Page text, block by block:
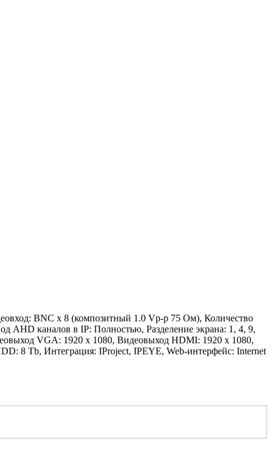
BNC x 8 (композитный 1.0 Vp-p 75 Ом), Количество
AHD каналов в IP: Полностью, Разделение экрана: 1, 4, 9,
VGA: 1920 х 1080, Видеовыход HDMI: 1920 х 1080,
8 Tb, Интеграция: IProject, IPEYE, Web-интерфейс: Internet
число пользователей: 10, Сеть: Ethernet 100 Mb/s,
по сети, PTZ управление: Pelco P/D и др.,